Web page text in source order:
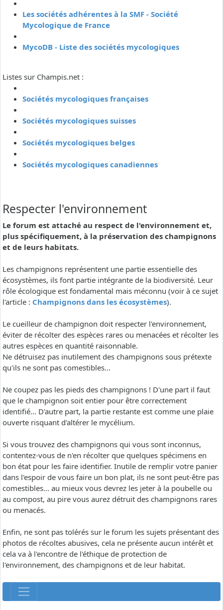
Les sociétés adhérentes à la SMF - Société
Mycologique de France
MycoDB - Liste des sociétés mycologiques
Listes sur Champis.net :
Sociétés mycologiques françaises
Sociétés mycologiques suisses
Sociétés mycologiques belges
Sociétés mycologiques canadiennes
Respecter l'environnement
Le forum est attaché au respect de l'environnement et,
plus spécifiquement, à la préservation des champignons
et de leurs habitats.
Les champignons représentent une partie essentielle des
écosystèmes, ils font partie intégrante de la biodiversité. Leur
rôle écologique est fondamental mais méconnu (voir à ce sujet
l'article : Champignons dans les écosystèmes).
Le cueilleur de champignon doit respecter l'environnement,
éviter de récolter des espèces rares ou menacées et récolter les
autres espèces en quantité raisonnable.
Ne détruisez pas inutilement des champignons sous prétexte
qu'ils ne sont pas comestibles...
Ne coupez pas les pieds des champignons ! D'une part il faut
que le champignon soit entier pour être correctement
identifié... D'autre part, la partie restante est comme une plaie
ouverte risquant d'altérer le mycélium.
Si vous trouvez des champignons qui vous sont inconnus,
contentez-vous de n'en récolter que quelques spécimens en
bon état pour les faire identifier. Inutile de remplir votre panier
dans l'espoir de vous faire un bon plat, ils ne sont peut-être pas
comestibles... au mieux vous devrez les jeter à la poubelle ou
au compost, au pire vous aurez détruit des champignons rares
ou menacés.
Enfin, ne sont pas tolérés sur le forum les sujets présentant des
photos de récoltes abusives, cela ne présente aucun intérêt et
cela va à l'encontre de l'éthique de protection de
l'environnement, des champignons et de leur habitat.